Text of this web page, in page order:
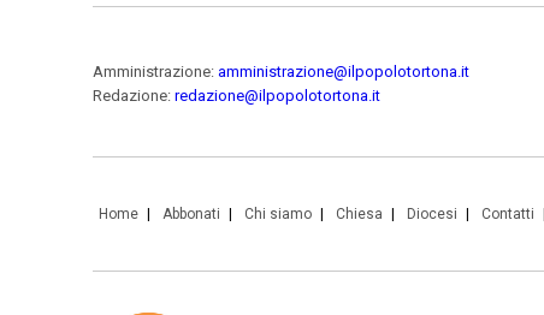
Amministrazione: amministrazione@ilpopolotortona.it
Redazione: redazione@ilpopolotortona.it
Home Abbonati Chi siamo Chiesa Diocesi Contatti